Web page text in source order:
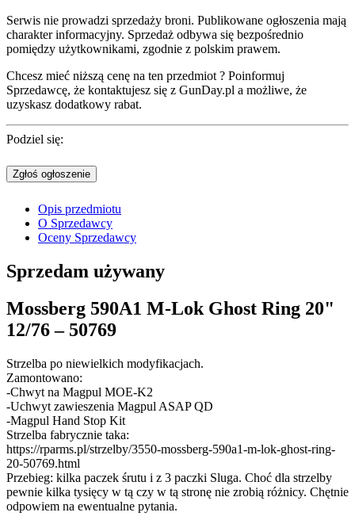
Serwis nie prowadzi sprzedaży broni. Publikowane ogłoszenia mają
charakter informacyjny. Sprzedaż odbywa się bezpośrednio
pomiędzy użytkownikami, zgodnie z polskim prawem.
Chcesz mieć niższą cenę na ten przedmiot ? Poinformuj
Sprzedawcę, że kontaktujesz się z GunDay.pl a możliwe, że
uzyskasz dodatkowy rabat.
Podziel się:
Zgłoś ogłoszenie
Opis przedmiotu
O Sprzedawcy
Oceny Sprzedawcy
Sprzedam używany
Mossberg 590A1 M-Lok Ghost Ring 20"
12/76 – 50769
Strzelba po niewielkich modyfikacjach.
Zamontowano:
-Chwyt na Magpul MOE-K2
-Uchwyt zawieszenia Magpul ASAP QD
-Magpul Hand Stop Kit
Strzelba fabrycznie taka:
https://rparms.pl/strzelby/3550-mossberg-590a1-m-lok-ghost-ring-
20-50769.html
Przebieg: kilka paczek śrutu i z 3 paczki Sluga. Choć dla strzelby
pewnie kilka tysięcy w tą czy w tą stronę nie zrobią różnicy. Chętnie
odpowiem na ewentualne pytania.